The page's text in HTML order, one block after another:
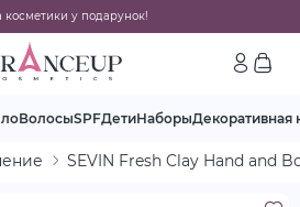
косметики у подарунок!
ВолосыSPFДетиНаборыДекоративная
SEVIN Fresh Clay Hand and